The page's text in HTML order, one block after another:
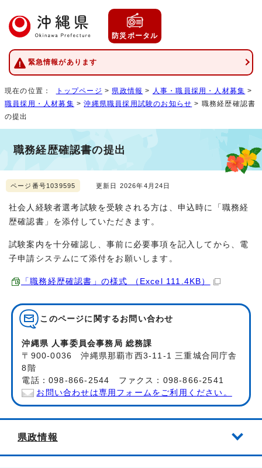
防災ポータル
緊急情報があります
現在の位置： トップページ > 県政情報 > 人事・職員採用・人材募集 >
職員採用・人材募集 >沖縄県職員採用試験のお知らせ > 職務経歴確認書
の提出
職務経歴確認書の提出
ページ番号1039595 更新日 2026年4月24日
社会人経験者選考試験を受験される方は、申込時に「職務経
歴確認書」を添付していただきます。
試験案内を十分確認し、事前に必要事項を記入してから、電
子申請システムにて添付をお願いします。
「職務経歴確認書」の様式 （Excel 111.4KB）
このページに関する お問い合わせ
沖縄県 人事委員会事務局 総務課
〒900-0036 沖縄県那覇市西3-11-1 三重城合同庁舎
8階
電話：098-866-2544 ファクス：098-866-2541
お問い合わせは専用フォームをご利用ください。
県政情報